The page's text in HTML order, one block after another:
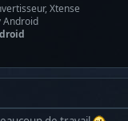
Xtense
Android